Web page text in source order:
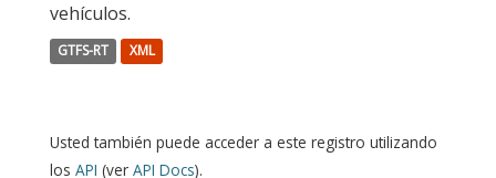
vehículos.
GTFS-RT XML
Usted también puede acceder a este registro utilizando
los API (ver API Docs).